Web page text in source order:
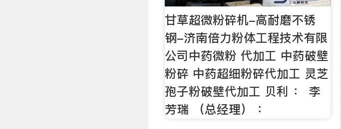
甘草超微粉碎机-高耐磨不锈
钢-济南倍力粉体工程技术有限
公司中药微粉 代加工 中药破壁
粉碎 中药超细粉碎代加工 灵芝
孢子粉破壁代加工 贝利 ： 李
芳瑞 （总经理） ：